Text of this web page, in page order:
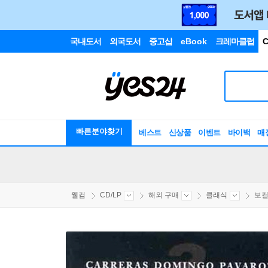
국내도서 외국도서 중고샵 eBook 크레마클럽
빠른분야찾기 베스트 신상품 이벤트 바이백 매
웰컴 CD/LP 해외 구매 클래식 보